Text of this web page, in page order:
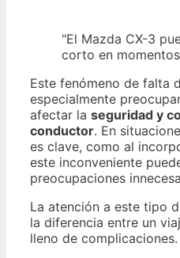
"El Mazda CX-3
corto en
Este fenómeno de falta
especialmente
afectar la seguridad y
conductor. En
es clave, como al
este inconveniente
preocupaciones
La atención a este tipo
la diferencia entre un
lleno de complicaciones.